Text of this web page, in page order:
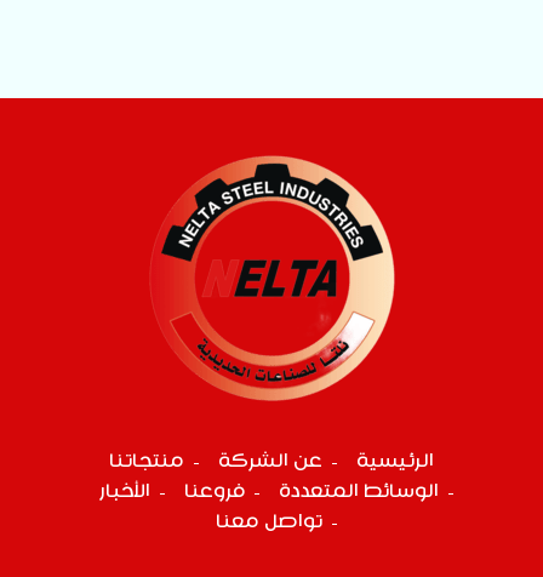
الرئيسية عن الشركة
منتجاتنا
الوسائط المتعددة
فروعنا
الأخبار
تواصل معنا